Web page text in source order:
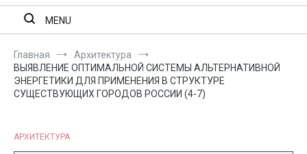
MENU
Главная
Архитектура
ВЫЯВЛЕНИЕ ОПТИМАЛЬНОЙ СИСТЕМЫ АЛЬТЕРНАТИВНОЙ
ЭНЕРГЕТИКИ ДЛЯ ПРИМЕНЕНИЯ В СТРУКТУРЕ
СУЩЕСТВУЮЩИХ ГОРОДОВ РОССИИ (4-7)
АРХИТЕКТУРА